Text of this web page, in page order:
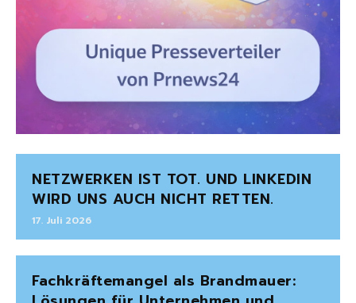
NETZWERKEN IST TOT. UND LINKEDIN
WIRD UNS AUCH NICHT RETTEN.
17. Juli 2026
Fachkräftemangel als Brandmauer: